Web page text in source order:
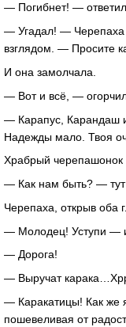
— Погибнет! — ответил
— Угадал! — Черепаха
взглядом. — Просите
И она замолчала.
— Вот и всё, —
— Карапус, Карандаш
Надежды мало. Твоя
Храбрый черепашонок
— Как нам быть? — тут
Черепаха, открыв оба
— Молодец! Уступи — и
— Дорога!
— Выручат
— Каракатицы! Как же
пошевеливая от